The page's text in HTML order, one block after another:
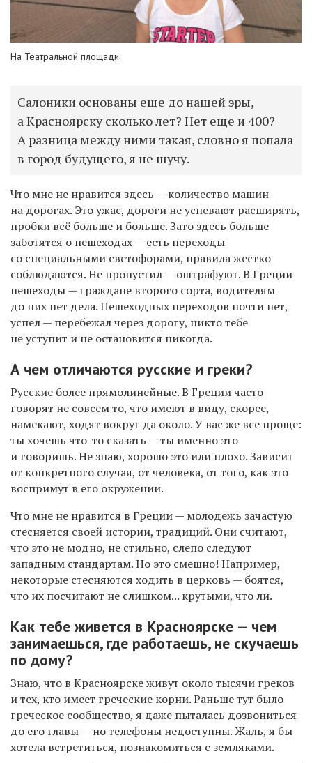
На Театральной площади
Салоники основаны еще до нашей эры,
а Красноярску сколько лет? Нет еще и 400?
А разница между ними такая, словно я попала
в город будущего, я не шучу.
Что мне не нравится здесь — количество машин
на дорогах. Это ужас, дороги не успевают расширять,
пробки всё больше и больше. Зато здесь больше
заботятся о пешеходах — есть переходы
со специальными светофорами, правила жестко
соблюдаются. Не пропустил — оштрафуют. В Греции
пешеходы — граждане второго сорта, водителям
до них нет дела. Пешеходных переходов почти нет,
успел — перебежал через дорогу, никто тебе
не уступит и не остановится никогда.
А чем отличаются русские и греки?
Русские более прямолинейные. В Греции часто
говорят не совсем то, что имеют в виду, скорее,
намекают, ходят вокруг да около. У вас же все проще:
ты хочешь что-то сказать — ты именно это
и говоришь. Не знаю, хорошо это или плохо. Зависит
от конкретного случая, от человека, от того, как это
воспримут в его окружении.
Что мне не нравится в Греции — молодежь зачастую
стесняется своей истории, традиций. Они считают,
что это не модно, не стильно, слепо следуют
западным стандартам. Но это смешно! Например,
некоторые стесняются ходить в церковь — боятся,
что их посчитают не слишком... крутыми, что ли.
Как тебе живется в Красноярске — чем
занимаешься, где работаешь, не скучаешь
по дому?
Знаю, что в Красноярске живут около тысячи греков
и тех, кто имеет греческие корни. Раньше тут было
греческое сообщество, я даже пыталась дозвониться
до его главы — но телефоны недоступны. Жаль, я бы
хотела встретиться, познакомиться с земляками.